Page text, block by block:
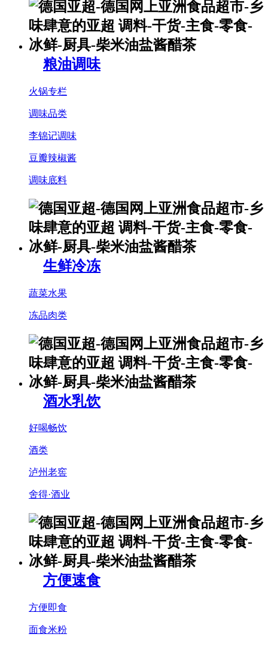
粮油调味
火锅专栏
调味品类
李锦记调味
豆瓣辣椒酱
调味底料
生鲜冷冻
蔬菜水果
冻品肉类
酒水乳饮
好喝畅饮
酒类
泸州老窖
舍得·酒业
方便速食
方便即食
面食米粉